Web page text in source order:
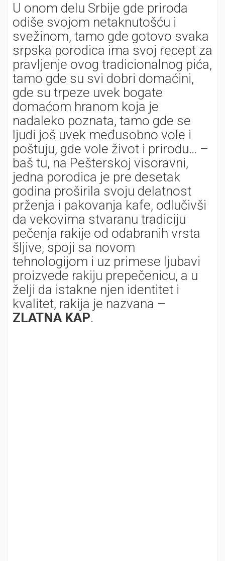
U onom delu Srbije gde priroda
odiše svojom netaknutošću i
svežinom, tamo gde gotovo svaka
srpska porodica ima svoj recept za
pravljenje ovog tradicionalnog pića,
tamo gde su svi dobri domaćini,
gde su trpeze uvek bogate
domaćom hranom koja je
nadaleko poznata, tamo gde se
ljudi još uvek međusobno vole i
poštuju, gde vole život i prirodu… –
baš tu, na Pešterskoj visoravni,
jedna porodica je pre desetak
godina proširila svoju delatnost
prženja i pakovanja kafe, odlučivši
da vekovima stvaranu tradiciju
pečenja rakije od odabranih vrsta
šljive, spoji sa novom
tehnologijom i uz primese ljubavi
proizvede rakiju prepečenicu, a u
želji da istakne njen identitet i
kvalitet, rakija je nazvana –
ZLATNA KAP.